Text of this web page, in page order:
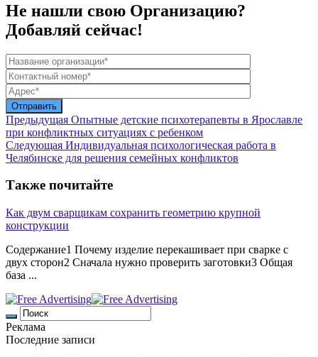
Не нашли свою Организацию?
Добавляй сейчас!
Предыдущая Опытные детские психотерапевты в Ярославле
при конфликтных ситуациях с ребенком
Следующая Индивидуальная психологическая работа в
Челябинске для решения семейных конфликтов
Также почитайте
Как двум сварщикам сохранить геометрию крупной
конструкции
Содержание1 Почему изделие перекашивает при сварке с
двух сторон2 Сначала нужно проверить заготовки3 Общая
база ...
Реклама
Последние записи